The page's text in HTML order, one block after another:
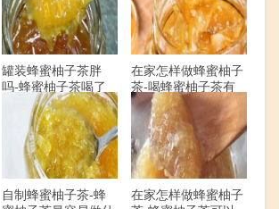
罐装蜂蜜柚子茶胖
吗-蜂蜜柚子茶喝了
会发胖吗？
在家怎样做蜂蜜柚子
茶-喝蜂蜜柚子茶有
哪些禁忌？
自制蜂蜜柚子茶-蜂
在家怎样做蜂蜜柚子